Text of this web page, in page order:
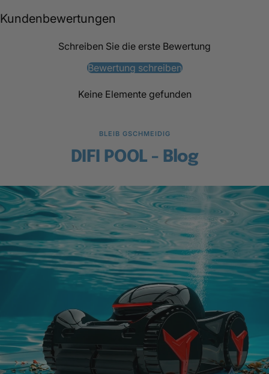
Kundenbewertungen
Schreiben Sie die erste Bewertung
Bewertung schreiben
Keine Elemente gefunden
BLEIB GSCHMEIDIG
DIFI POOL - Blog